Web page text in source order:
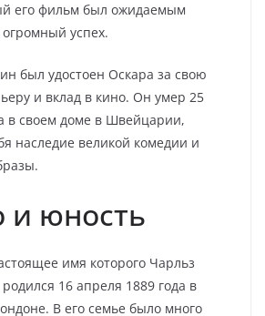
его фильм был ожидаемым
успех.
был удостоен Оскара за свою
и вклад в кино. Он умер 25
в своем доме в Швейцарии,
наследие великой комедии и
и юность
имя которого Чарльз
16 апреля 1889 года в
В его семье было много